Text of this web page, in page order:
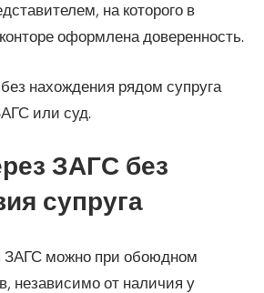
на которого в
оформлена доверенность.
нахождения рядом супруга
или суд.
ЗАГС без
супруга
ЗАГС можно при обоюдном
независимо от наличия у